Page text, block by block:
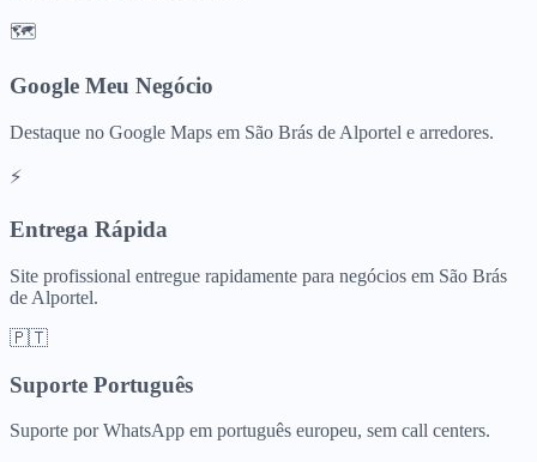
🗺️
Google Meu Negócio
Destaque no Google Maps em São Brás de Alportel e arredores.
⚡
Entrega Rápida
Site profissional entregue rapidamente para negócios em São Brás
de Alportel.
🇵🇹
Suporte Português
Suporte por WhatsApp em português europeu, sem call centers.